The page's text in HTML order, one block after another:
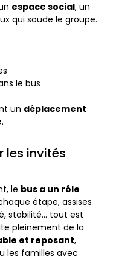
espace social, un
qui soude le groupe.
le bus
un déplacement
.
les invités
le bus a un rôle
étape, assises
stabilité… tout est
pleinement de la
et reposant,
les familles avec